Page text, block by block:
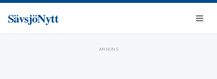
SävsjöNytt
ANNONS